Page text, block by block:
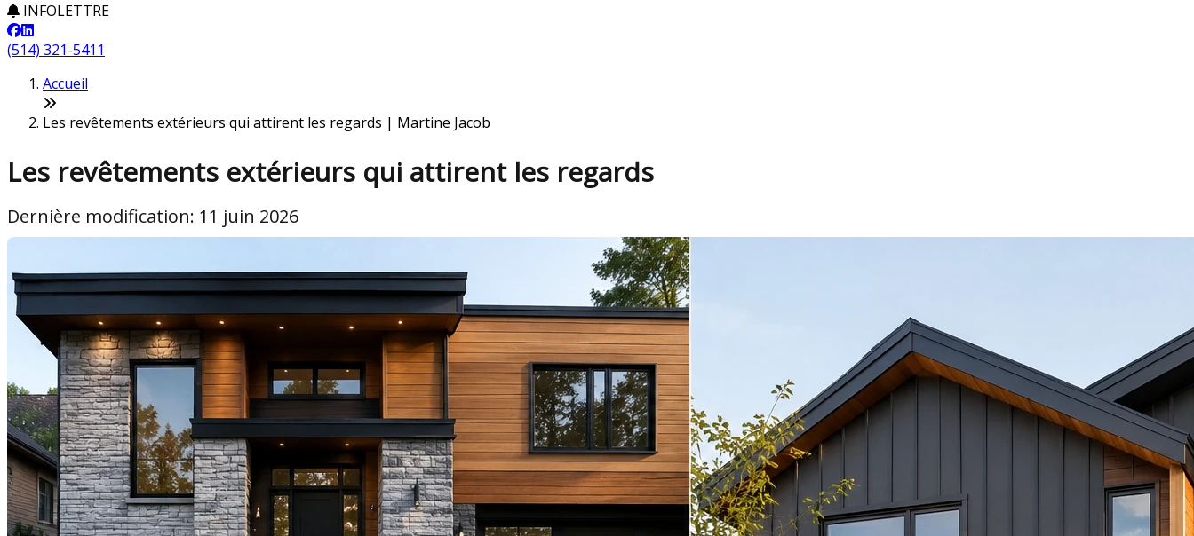
INFOLETTRE
(514) 321-5411
Accueil
Les revêtements extérieurs qui attirent les regards | Martine Jacob
Les revêtements extérieurs qui attirent les regards
Dernière modification: 11 juin 2026